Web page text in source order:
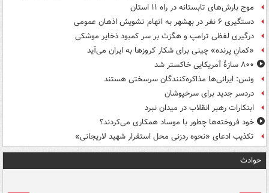
موج بارش‌های تابستانه در راه ۱۱ استان
دستگیری ۶ نفر در بهشهر به اتهام تشویش اذهان عمومی
درگیری لفظی ترامپ و هگزث بر سر کمبود ذخایر موشکی
«کمانِ پرنده» چینی برای شکار کروزها به ایران می‌آید
۸۰۰ سازۀ آمریکایی خاکستر شد
ونس: ایرانی‌ها مذاکره‌کنندگان سرسختی هستند
دردسر جدید برای سرخپوشان
ابتکارات رهبر انقلاب در میدان نبرد
خود فروخته‌ها چطور با موساد همکاری می‌کردند؟
تکذیب ادعای «نحوه ردزنی محل استقرار شهید لاریجانی»
حوادث